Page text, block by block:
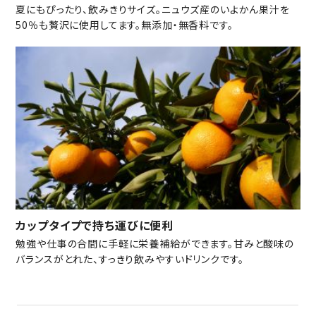
夏にもぴったり、飲みきりサイズ。ニュウズ産のいよかん果汁を
50％も贅沢に使用してます。無添加・無香料です。
カップタイプで持ち運びに便利
勉強や仕事の合間に手軽に栄養補給ができます。甘みと酸味の
バランスがとれた、すっきり飲みやすいドリンクです。